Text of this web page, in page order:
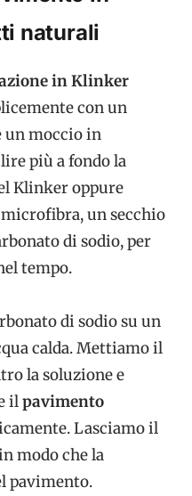
naturali
in Klinker
con un
un moccio in
più a fondo la
Klinker oppure
un secchio
di sodio, per
tempo.
di sodio su un
calda. Mettiamo il
la soluzione e
ilpavimento
Lasciamo il
modo che la
pavimento.